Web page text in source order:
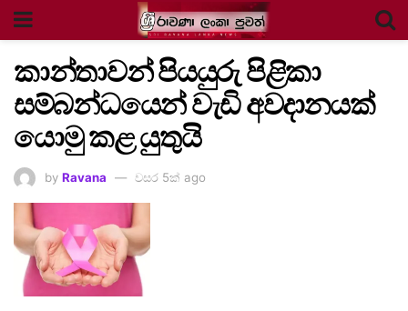
කාන්තාවන් පියයුරු පිළිකා
සම්බන්ධයෙන් වැඩි අවදානයක්
යොමු කළ යුතුයි
by Ravana වසර 5ක් ago